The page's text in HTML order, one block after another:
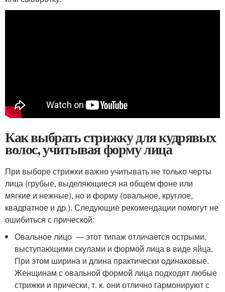
Как выбрать стрижку для кудрявых
волос, учитывая форму лица
При выборе стрижки важно учитывать не только черты
лица (грубые, выделяющиеся на общем фоне или
мягкие и нежные), но и форму (овальное, круглое,
квадратное и др.). Следующие рекомендации помогут не
ошибиться с прической:
Овальное лицо — этот типаж отличается острыми,
выступающими скулами и формой лица в виде яйца.
При этом ширина и длина практически одинаковые.
Женщинам с овальной формой лица подходят любые
стрижки и прически, т. к. они отлично гармонируют с